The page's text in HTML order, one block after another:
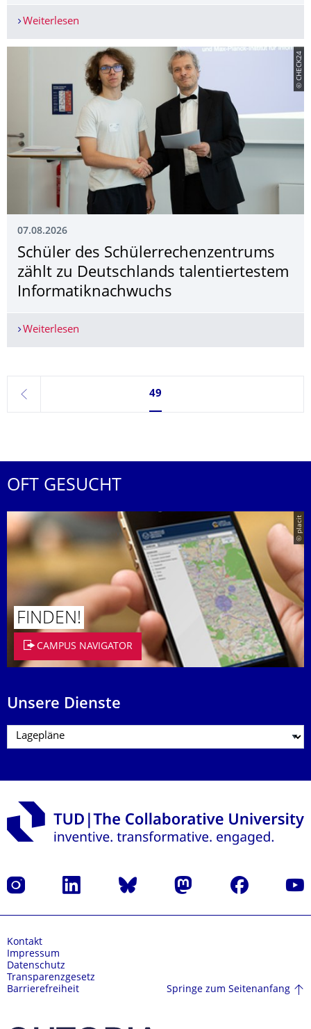
Weiterlesen
© CHECK24
07.08.2026
Schüler des Schülerrechenzen­trums
zählt zu Deutschlands talentiertestem
Informatiknach­wuchs
Weiterlesen
zurück
Seite 49, aktuell ausgewählt
49
OFT GESUCHT
© placit
FINDEN!
CAMPUS NAVIGATOR
Unsere Dienste
Instagram LinkedIn Bluesky Mastodon Facebook
Kontakt
Impressum
Datenschutz
Transparenzgesetz
Barrierefreiheit
Springe zum Seitenanfang